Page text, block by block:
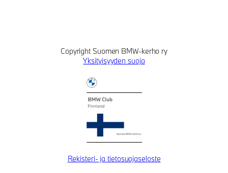
Copyright Suomen BMW-kerho ry
Yksityisyyden suoja
Rekisteri- ja tietosuojaseloste